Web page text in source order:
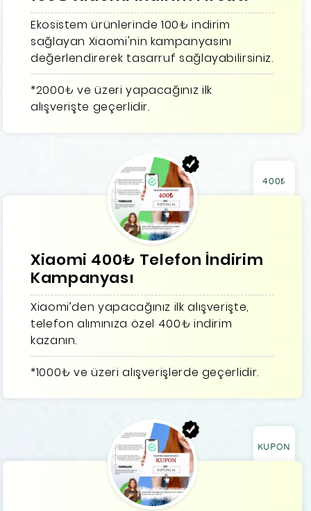
Ekosistem ürünlerinde 100₺ indirim
sağlayan Xiaomi'nin kampanyasını
değerlendirerek tasarruf sağlayabilirsiniz.
*2000₺ ve üzeri yapacağınız ilk
alışverişte geçerlidir.
400₺
Xiaomi 400₺ Telefon İndirim
Kampanyası
Xiaomi’den yapacağınız ilk alışverişte,
telefon alımınıza özel 400₺ indirim
kazanın.
*1000₺ ve üzeri alışverişlerde geçerlidir.
KUPON